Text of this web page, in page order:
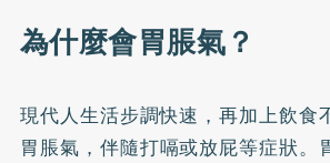
為什麼會胃脹氣？
現代人生活步調快速，再加上飲食
胃脹氣 ，伴隨打嗝或放屁等症狀。